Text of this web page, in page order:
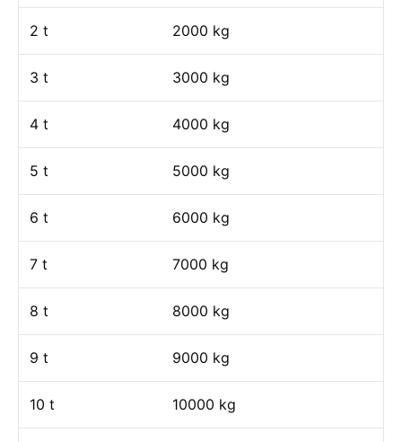
2 t 2000 kg
3 t 3000 kg
4 t 4000 kg
5 t 5000 kg
6 t 6000 kg
7 t 7000 kg
8 t 8000 kg
9 t 9000 kg
10 t 10000 kg